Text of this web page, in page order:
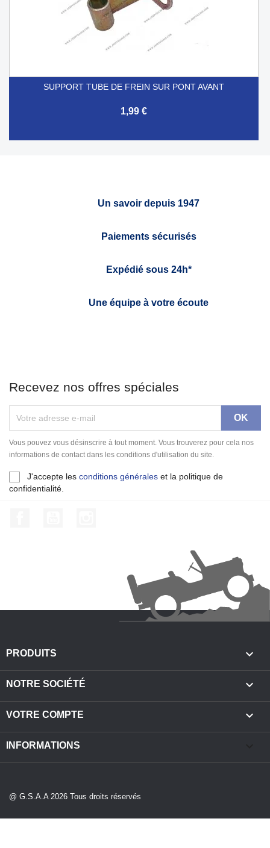
SUPPORT TUBE DE FREIN SUR PONT AVANT
1,99 €
Un savoir depuis 1947
Paiements sécurisés
Expédié sous 24h*
Une équipe à votre écoute
Recevez nos offres spéciales
Vous pouvez vous désinscrire à tout moment. Vous trouverez pour cela nos
informations de contact dans les conditions d'utilisation du site.
J'accepte les conditions générales et la politique de
confidentialité.
PRODUITS 
NOTRE SOCIÉTÉ 
VOTRE COMPTE 
INFORMATIONS
@ G.S.A.A 2026 Tous droits réservés